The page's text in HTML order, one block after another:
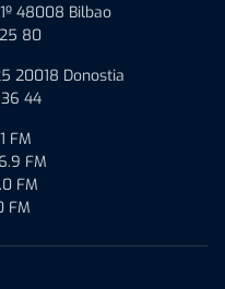
48008 Bilbao
80
20018 Donostia
44
FM
FM
FM
FM